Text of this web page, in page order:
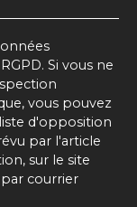
Si vous ne
vous pouvez
d'opposition
par l'article
sur le site
courrier